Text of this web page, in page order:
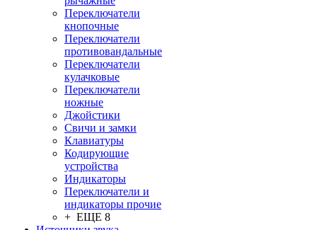
Переключатели
кнопочные
Переключатели
противовандальные
Переключатели
кулачковые
Переключатели
ножные
Джойстики
Свичи и замки
Клавиатуры
Кодирующие
устройства
Индикаторы
Переключатели и
индикаторы прочие
+ ЕЩЕ 8